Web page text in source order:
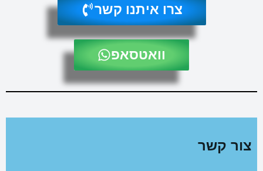
צרו איתנו קשר
וואטסאפ
צור קשר